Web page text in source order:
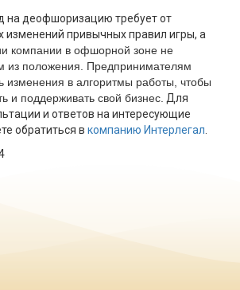
на деофшоризацию требует от
изменений привычных правил игры, а
компании в офшорной зоне не
из положения. Предпринимателям
изменения в алгоритмы работы, чтобы
и поддерживать свой бизнес. Для
и ответов на интересующие
обратиться в компанию Интерлегал